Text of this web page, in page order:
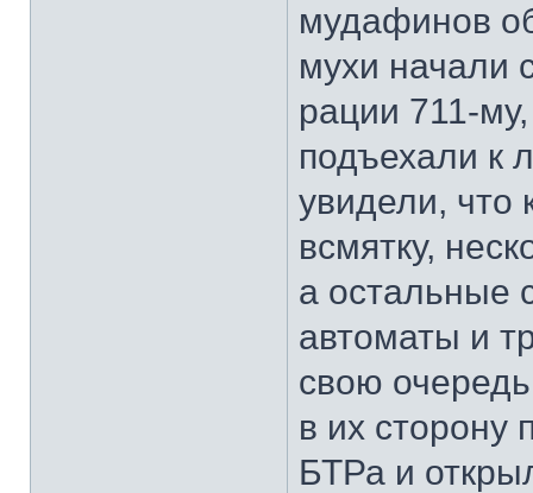
мудафинов
мухи начали
рации 711-
подъехали к
увидели, что
всмятку,
а остальные
автоматы и
свою
в их сторону
БТРа и